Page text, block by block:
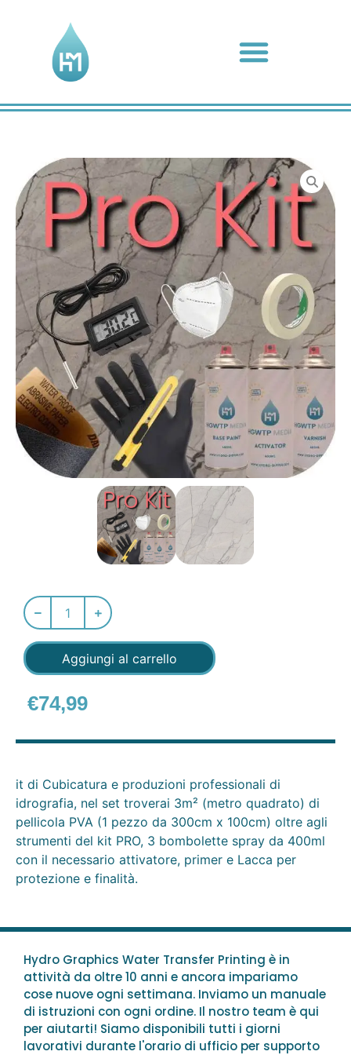
Aggiungi al carrello
€74,99
it di Cubicatura e produzioni professionali di
idrografia, nel set troverai 3m² (metro quadrato) di
pellicola PVA (1 pezzo da 300cm x 100cm) oltre agli
strumenti del kit PRO, 3 bombolette spray da 400ml
con il necessario attivatore, primer e Lacca per
protezione e finalità.
Hydro Graphics Water Transfer Printing è in
attività da oltre 10 anni e ancora impariamo
cose nuove ogni settimana. Inviamo un manuale
di istruzioni con ogni ordine. Il nostro team è qui
per aiutarti! Siamo disponibili tutti i giorni
lavorativi durante l'orario di ufficio per supporto